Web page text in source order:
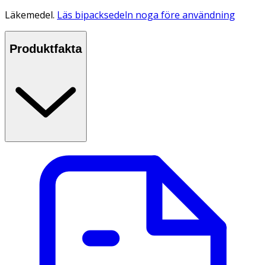
Läkemedel. Läs bipacksedeln noga före användning
Produktfakta